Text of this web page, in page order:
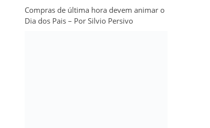
Compras de última hora devem animar o
Dia dos Pais – Por Silvio Persivo